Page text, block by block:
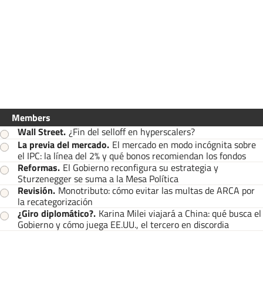
Members
Wall Street. ¿Fin del selloff en hyperscalers?
La previa del mercado. El mercado en modo incógnita sobre
el IPC: la línea del 2% y qué bonos recomiendan los fondos
Reformas. El Gobierno reconfigura su estrategia y
Sturzenegger se suma a la Mesa Política
Revisión. Monotributo: cómo evitar las multas de ARCA por
la recategorización
¿Giro diplomático?. Karina Milei viajará a China: qué busca el
Gobierno y cómo juega EE.UU., el tercero en discordia